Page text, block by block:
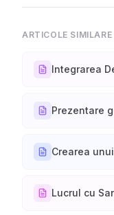
ARTICOLE SIMILARE
Integrarea
Prezentare
Crearea
Lucrul cu